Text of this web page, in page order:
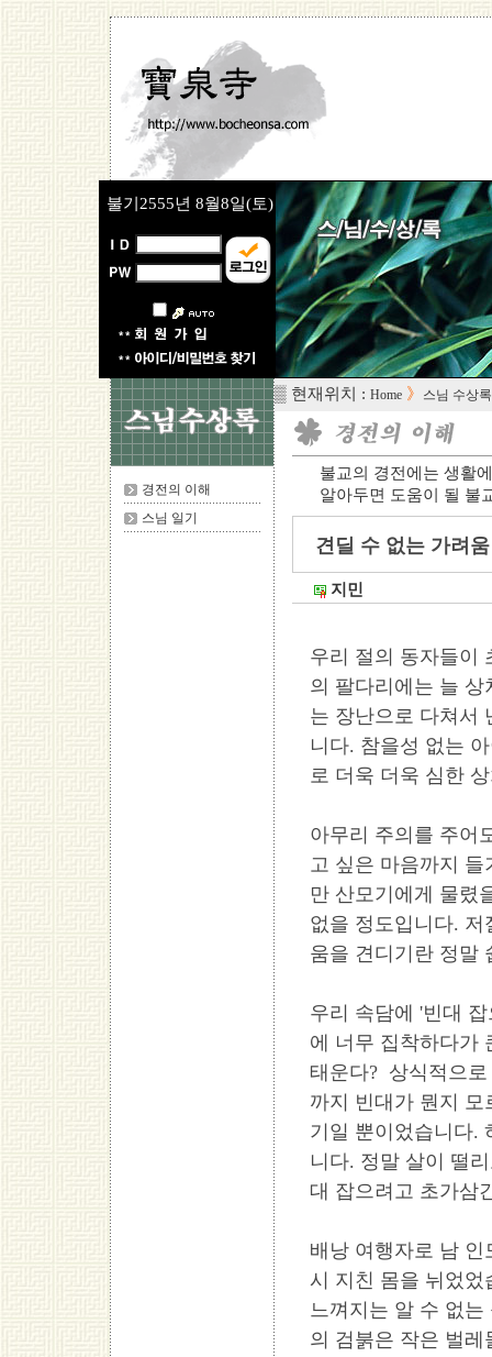
불기2555년 8월8일(토)
경전의 이해
스님 일기
▒ 현재위치 : Home 》 스님 수상록
불교의 경전에는 생활
알아두면 도움이 될 불
견딜 수 없는 가려
지민
우리 절의 동자들이
의 팔다리에는 늘
는 장난으로 다쳐서
니다. 참을성 없는
로 더욱 더욱 심한
아무리 주의를 주어
고 싶은 마음까지
만 산모기에게 물렸
없을 정도입니다.
움을 견디기란 정말
우리 속담에 '빈대
에 너무 집착하다가
태운다? 상식적으
까지 빈대가 뭔지
기일 뿐이었습니다.
니다. 정말 살이 떨
대 잡으려고 초가삼
배낭 여행자로 남
시 지친 몸을 뉘었
느껴지는 알 수 없
의 검붉은 작은 벌